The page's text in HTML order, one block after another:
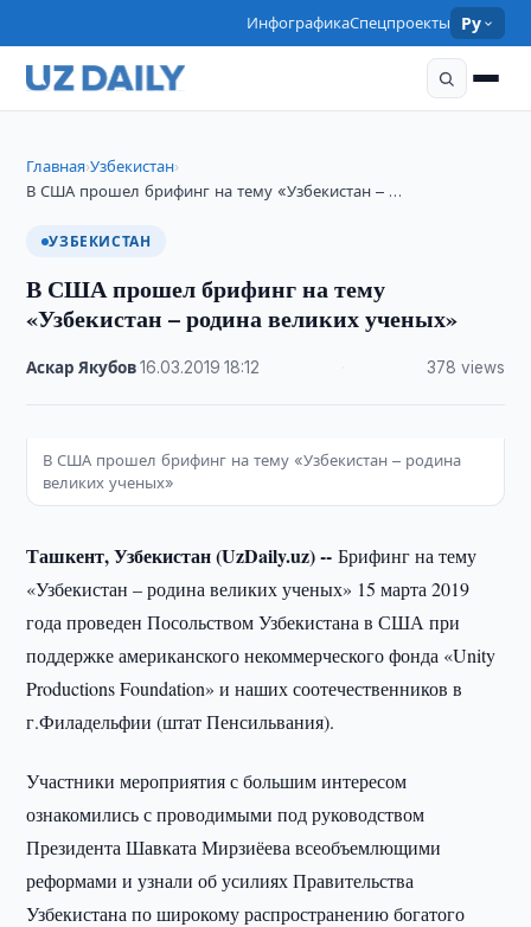
ИнфографикаСпецпроекты Ру
Главная›Узбекистан›
В США прошел брифинг на тему «Узбекистан – …
УЗБЕКИСТАН
В США прошел брифинг на тему
«Узбекистан – родина великих ученых»
Аскар Якубов·16.03.2019 ·18:12 378 views
В США прошел брифинг на тему «Узбекистан – родина
великих ученых»
Ташкент, Узбекистан (UzDaily.uz) --Брифинг на тему
«Узбекистан – родина великих ученых» 15 марта 2019
года проведен Посольством Узбекистана в США при
поддержке американского некоммерческого фонда «Unity
Productions Foundation» и наших соотечественников в
г.Филадельфии (штат Пенсильвания).
Участники мероприятия с большим интересом
ознакомились с проводимыми под руководством
Президента Шавката Мирзиёева всеобъемлющими
реформами и узнали об усилиях Правительства
Узбекистана по широкому распространению богатого